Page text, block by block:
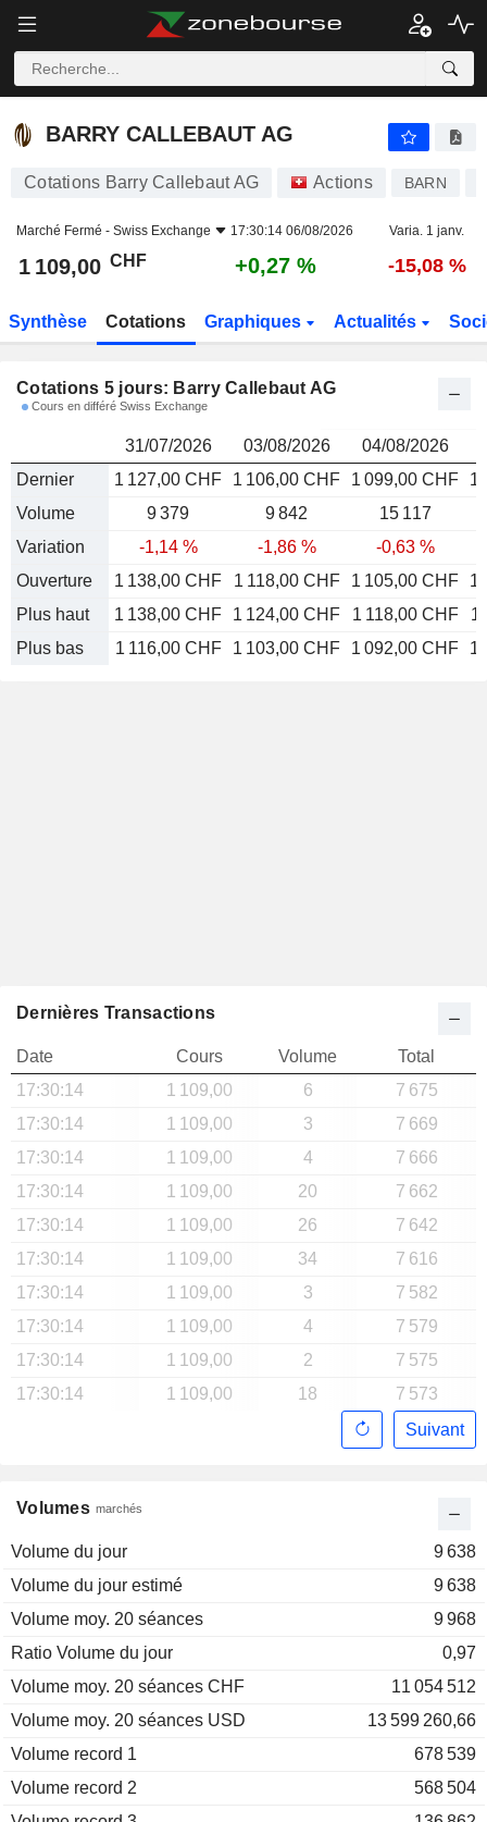
BARRY CALLEBAUT AG CHF
BARRY CALLEBAUT AG
Cotations Barry Callebaut AG Actions BARN
Marché Fermé - Swiss Exchange 17:30:14 06/08/2026 Varia. 1 janv.
1 109,00 CHF +0,27 % -15,08 %
Synthèse Cotations Graphiques Actualités
Cotations 5 jours: Barry Callebaut AG
Cours en différé Swiss Exchange
31/07/2026 03/08/2026 04/08/2026
Dernier
1 127,00 CHF 1 106,00 CHF 1 099,00 CHF
1
Volume
9 379 9 842
15 117
Variation
-1,14 % -1,86 %
-0,63 %
Ouverture
1 138,00 CHF 1 118,00 CHF 1 105,00 CHF
1
Plus haut
1 138,00 CHF 1 124,00 CHF 1 118,00 CHF
1
Plus bas
1 116,00 CHF 1 103,00 CHF 1 092,00 CHF 1
Volumes marchés
Volume du jour
9 638
Volume du jour estimé
9 638
Volume moy. 20 séances
9 968
Ratio Volume du jour
0,97
Volume moy. 20 séances CHF
11 054 512
Volume moy. 20 séances USD
13 599 260,66
Volume record 1
678 539
Volume record 2
568 504
Dernières Transactions
Date Cours Volume
Total
17:30:14
1 109,00 6
7 675
17:30:14
1 109,00 3
7 669
17:30:14
1 109,00 4
7 666
17:30:14
1 109,00 20
7 662
17:30:14
1 109,00 26
7 642
17:30:14
1 109,00 34
7 616
17:30:14
1 109,00 3
7 582
17:30:14
1 109,00 4
7 579
17:30:14
1 109,00 2
7 575
17:30:14
1 109,00 18
7 573
Suivant